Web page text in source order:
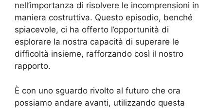
nell’importanza di risolvere le incomprensioni in
maniera costruttiva. Questo episodio, benché
spiacevole, ci ha offerto l’opportunità di
esplorare la nostra capacità di superare le
difficoltà insieme, rafforzando così il nostro
rapporto.
È con uno sguardo rivolto al futuro che ora
possiamo andare avanti, utilizzando questa